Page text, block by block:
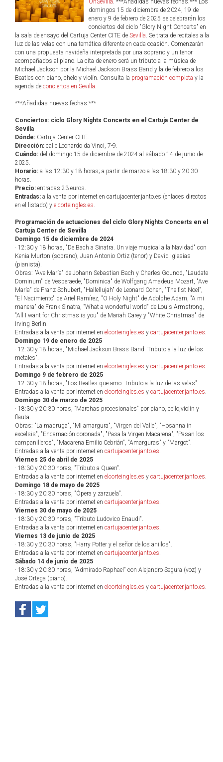
OnSevilla. ***Añadidas nuevas fechas.*** Los
domingos 15 de diciembre de 2024, 19 de
enero y 9 de febrero de 2025 se celebrarán los
conciertos del ciclo "Glory Night Concerts" en
la sala de ensayo del Cartuja Center CITE de Sevilla. Se trata de recitales a la
luz de las velas con una temática diferente en cada ocasión. Comenzarán
con una propuesta navideña interpretada por una soprano y un tenor
acompañados al piano. La cita de enero será un tributo a la música de
Michael Jackson por la Michael Jackson Brass Band y la de febrero a los
Beatles con piano, chelo y violín. Consulta la programación completa y la
agenda de conciertos en Sevilla.
***Añadidas nuevas fechas.***
Conciertos: ciclo Glory Nights Concerts en el Cartuja Center de
Sevilla
Dónde: Cartuja Center CITE.
Dirección: calle Leonardo da Vinci, 7-9.
Cuándo: del domingo 15 de diciembre de 2024 al sábado 14 de junio de
2025.
Horario: a las 12:30 y 18 horas; a partir de marzo a las 18:30 y 20:30
horas.
Precio: entradas 23 euros.
Entradas: a la venta por internet en cartujacenter.janto.es (enlaces directos
en el listado) y elcorteingles.es.
Programación de actuaciones del ciclo Glory Nights Concerts en el
Cartuja Center de Sevilla
Domingo 15 de diciembre de 2024
· 12:30 y 18 horas, "De Bach a Sinatra. Un viaje musical a la Navidad" con
Kenia Murton (soprano), Juan Antonio Ortiz (tenor) y David Iglesias
(pianista).
Obras: "Ave María" de Johann Sebastian Bach y Charles Gounod, "Laudate
Dominum" de Vesperaede, "Dominica" de Wolfgang Amadeus Mozart, "Ave
María" de Franz Schubert, "Hallellujah" de Leonard Cohen, "The fist Noel",
"El Nacimiento" de Ariel Ramírez, "O Holy Night" de Adolphe Adam, "A mi
manera" de Frank Sinatra, "What a wonderful world" de Louis Armstrong,
"All I want for Christmas is you" de Mariah Carey y "White Christmas" de
Irving Berlin.
Entradas a la venta por internet en elcorteingles.es y cartujacenter.janto.es.
Domingo 19 de enero de 2025
· 12:30 y 18 horas, "Michael Jackson Brass Band. Tributo a la luz de los
metales".
Entradas a la venta por internet en elcorteingles.es y cartujacenter.janto.es.
Domingo 9 de febrero de 2025
· 12:30 y 18 horas, "Los Beatles que amo. Tributo a la luz de las velas".
Entradas a la venta por internet en elcorteingles.es y cartujacenter.janto.es.
Domingo 30 de marzo de 2025
· 18:30 y 20:30 horas, "Marchas procesionales" por piano, cello,violín y
flauta.
Obras: "La madruga", "Mi amargura", "Virgen del Valle", "Hosanna in
excelsis", "Encarnación coronada", "Pasa la Virgen Macarena", "Pasan los
campanilleros", "Macarena Emilio Cebrián", "Amarguras" y "Margot".
Entradas a la venta por internet en cartujacenter.janto.es.
Viernes 25 de abril de 2025
· 18:30 y 20:30 horas, "Tributo a Queen".
Entradas a la venta por internet en elcorteingles.es y cartujacenter.janto.es.
Domingo 18 de mayo de 2025
· 18:30 y 20:30 horas, "Ópera y zarzuela".
Entradas a la venta por internet en cartujacenter.janto.es.
Viernes 30 de mayo de 2025
· 18:30 y 20:30 horas, "Tributo Ludovico Enaudi".
Entradas a la venta por internet en cartujacenter.janto.es.
Viernes 13 de junio de 2025
· 18:30 y 20:30 horas, "Harry Potter y el señor de los anillos".
Entradas a la venta por internet en cartujacenter.janto.es.
Sábado 14 de junio de 2025
· 18:30 y 20:30 horas, "Admirado Raphael" con Alejandro Segura (voz) y
José Ortega (piano).
Entradas a la venta por internet en elcorteingles.es y cartujacenter.janto.es.